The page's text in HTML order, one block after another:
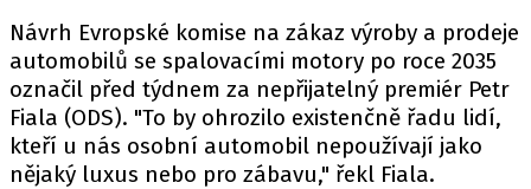
Návrh Evropské komise na zákaz výroby a prodeje
automobilů se spalovacími motory po roce 2035
označil před týdnem za nepřijatelný premiér Petr
Fiala (ODS). "To by ohrozilo existenčně řadu lidí,
kteří u nás osobní automobil nepoužívají jako
nějaký luxus nebo pro zábavu," řekl Fiala.